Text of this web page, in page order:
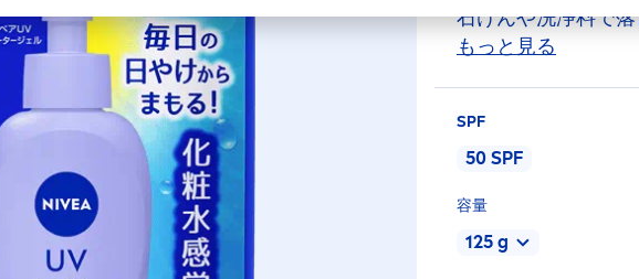
石けんや洗浄料で
鉱物油フリー・合
もっと見る
SPF
50 SPF
容量
125 g